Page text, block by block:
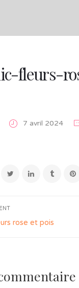
fleurs-
7 avril 2024
rose et pois